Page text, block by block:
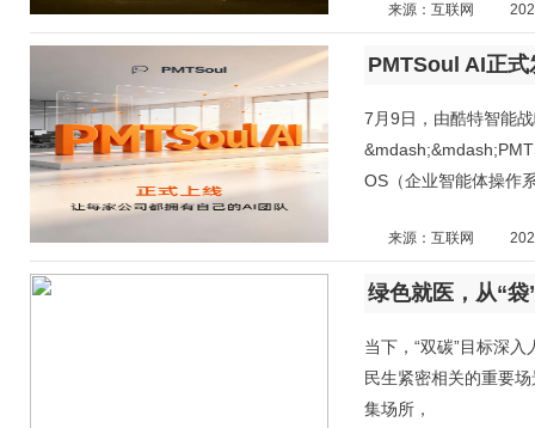
来源：互联网
7月9日，由酷特智能
OS（企业智能体操作
来源：互联网
当下，“双碳”目标深
民生紧密相关的重要
集场所，